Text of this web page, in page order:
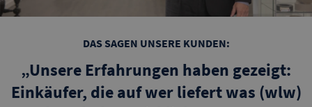
DAS SAGEN UNSERE KUNDEN:
„Unsere Erfahrungen haben gezeigt:
Einkäufer, die auf wer liefert was (wlw)